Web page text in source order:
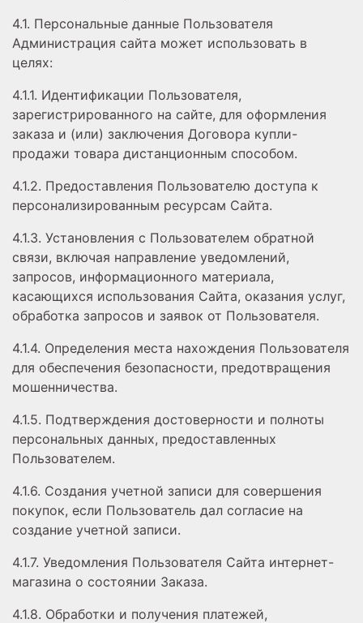
4.1. Персональные данные Пользователя
Администрация сайта может использовать в
целях:
4.1.1. Идентификации Пользователя,
зарегистрированного на сайте, для оформления
заказа и (или) заключения Договора купли-
продажи товара дистанционным способом.
4.1.2. Предоставления Пользователю доступа к
персонализированным ресурсам Сайта.
4.1.3. Установления с Пользователем обратной
связи, включая направление уведомлений,
запросов, информационного материала,
касающихся использования Сайта, оказания услуг,
обработка запросов и заявок от Пользователя.
4.1.4. Определения места нахождения Пользователя
для обеспечения безопасности, предотвращения
мошенничества.
4.1.5. Подтверждения достоверности и полноты
персональных данных, предоставленных
Пользователем.
4.1.6. Создания учетной записи для совершения
покупок, если Пользователь дал согласие на
создание учетной записи.
4.1.7. Уведомления Пользователя Сайта интернет-
магазина о состоянии Заказа.
4.1.8. Обработки и получения платежей,